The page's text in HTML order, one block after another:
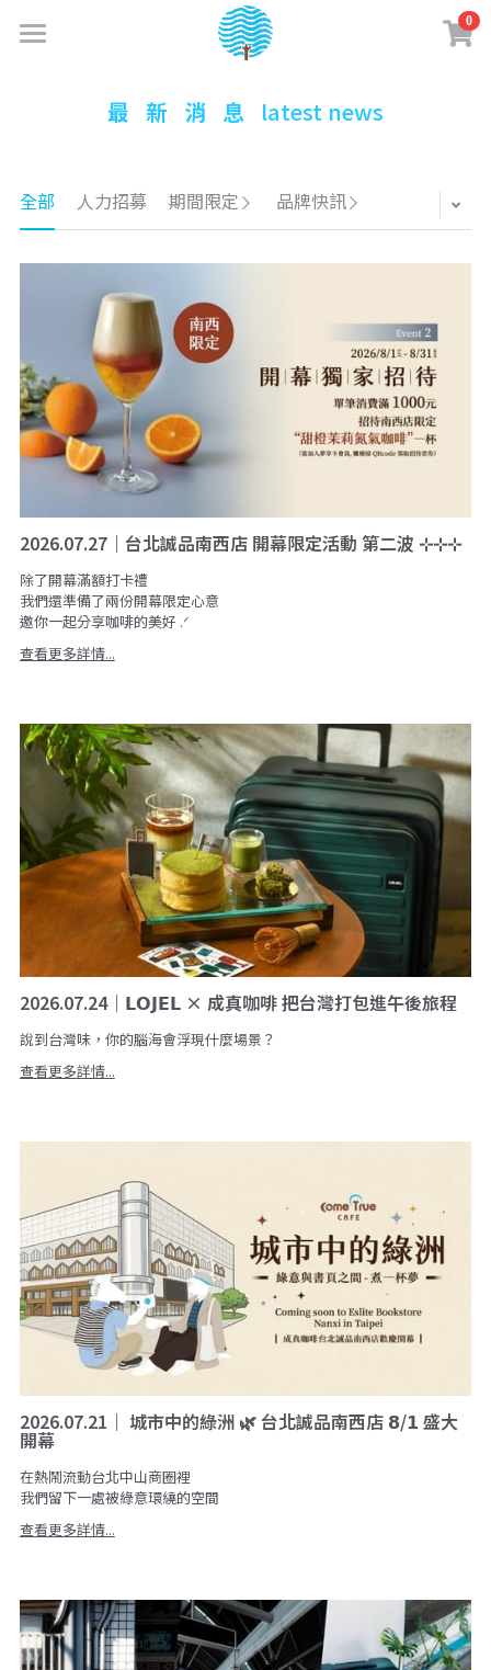
0
最新消息
品牌故事
成真大事記
永續績效
企業責任政策
水一點 愛多一點
實體門市
門市菜單
餐點介紹
咖啡 & 飲品介紹
美味蔬食日常
飲品與咖啡標示
線上購物專區
咖啡訂閱制
購物須知
夢享卡會員
加入夢享卡
夢享卡資訊
咖啡知識
創業加盟
盟友專區
海外代理
媒體相關
線上報導
社群資訊
夥伴招募 JOIN US
合作品牌
PackAge+
搜索
最   新   消   息 latest news
全部 人力招募 期間限定 品牌快訊
2026.07.27｜台北誠品南西店 開幕限定活動 第二波 ⊹⊹⊹
除了開幕滿額打卡禮
我們還準備了兩份開幕限定心意
邀你一起分享咖啡的美好 .ᐟ
查看更多詳情...
2026.07.24｜𝗟𝗢𝗝𝗘𝗟 × 成真咖啡 把台灣打包進午後旅程
說到台灣味，你的腦海會浮現什麼場景？
查看更多詳情...
2026.07.21｜ 城市中的綠洲 🌿 台北誠品南西店 𝟴/𝟭 盛大
開幕
在熱鬧流動台北中山商圈裡
我們留下一處被綠意環繞的空間
查看更多詳情...
×
商品分類
所有商品分類